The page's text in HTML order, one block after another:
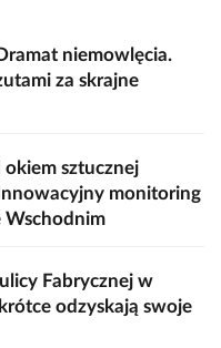
niemowlęcia.
za skrajne
sztucznej
monitoring
Wschodnim
Fabrycznej w
odzyskają swoje